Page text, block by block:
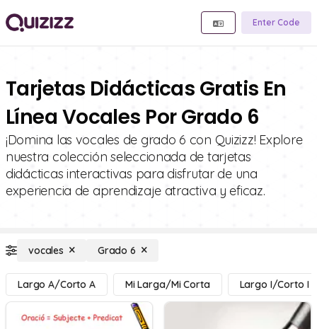
Enter Code
Tarjetas Didácticas Gratis En
Línea Vocales Por Grado 6
¡Domina las vocales de grado 6 con Quizizz! Explore
nuestra colección seleccionada de tarjetas
didácticas interactivas para disfrutar de una
experiencia de aprendizaje atractiva y eficaz.
vocales Grado 6
Largo A/Corto A Mi Larga/Mi Corta Largo I/Corto I